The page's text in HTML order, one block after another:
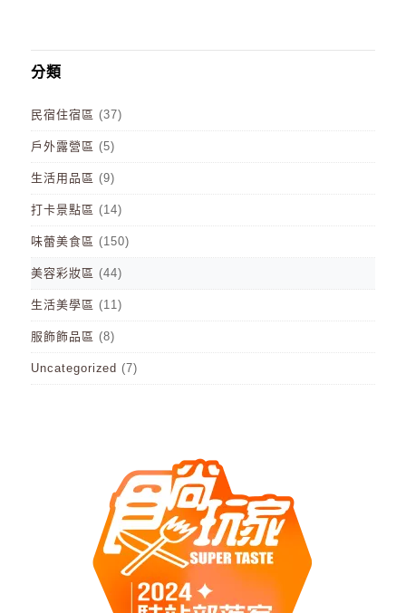
分類
民宿住宿區 (37)
戶外露營區 (5)
生活用品區 (9)
打卡景點區 (14)
味蕾美食區 (150)
美容彩妝區 (44)
生活美學區 (11)
服飾飾品區 (8)
Uncategorized (7)